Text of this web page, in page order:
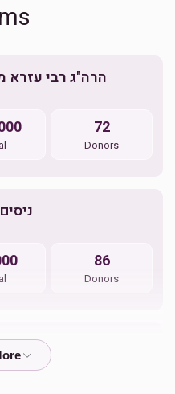
ניחום אבלים
$36.00
הרה"ג רבי
72
Donors
86
Donors
שלום